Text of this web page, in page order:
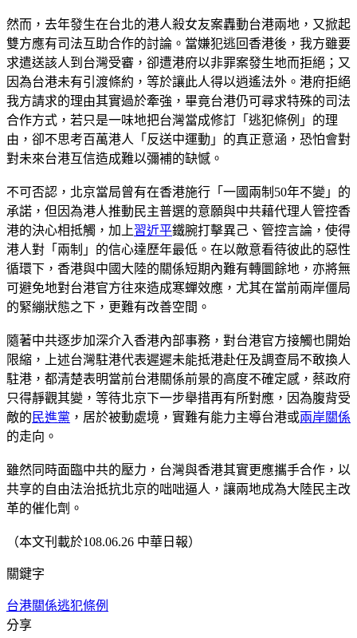
然而，去年發生在台北的港人殺女友案轟動台港兩地，又掀起
雙方應有司法互助合作的討論。當嫌犯逃回香港後，我方雖要
求遣送該人到台灣受審，卻遭港府以非罪案發生地而拒絕；又
因為台港未有引渡條約，等於讓此人得以逍遙法外。港府拒絕
我方請求的理由其實過於牽強，畢竟台港仍可尋求特殊的司法
合作方式，若只是一味地把台灣當成修訂「逃犯條例」的理
由，卻不思考百萬港人「反送中運動」的真正意涵，恐怕會對
對未來台港互信造成難以彌補的缺憾。
不可否認，北京當局曾有在香港施行「一國兩制50年不變」的
承諾，但因為港人推動民主普選的意願與中共藉代理人管控香
港的決心相抵觸，加上習近平鐵腕打擊異己、管控言論，使得
港人對「兩制」的信心達歷年最低。在以敵意看待彼此的惡性
循環下，香港與中國大陸的關係短期內難有轉圜餘地，亦將無
可避免地對台港官方往來造成寒蟬效應，尤其在當前兩岸僵局
的緊繃狀態之下，更難有改善空間。
隨著中共逐步加深介入香港內部事務，對台港官方接觸也開始
限縮，上述台灣駐港代表遲遲未能抵港赴任及調查局不敢換人
駐港，都清楚表明當前台港關係前景的高度不確定感，蔡政府
只得靜觀其變，等待北京下一步舉措再有所對應，因為腹背受
敵的 民進黨 ，居於被動處境，實難有能力主導台港或兩岸關係
的走向。
雖然同時面臨中共的壓力，台灣與香港其實更應攜手合作，以
共享的自由法治抵抗北京的咄咄逼人，讓兩地成為大陸民主改
革的催化劑。
（本文刊載於108.06.26 中華日報）
關鍵字
台港關係逃犯條例
分享